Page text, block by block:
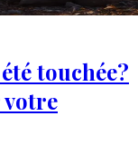
touchée?